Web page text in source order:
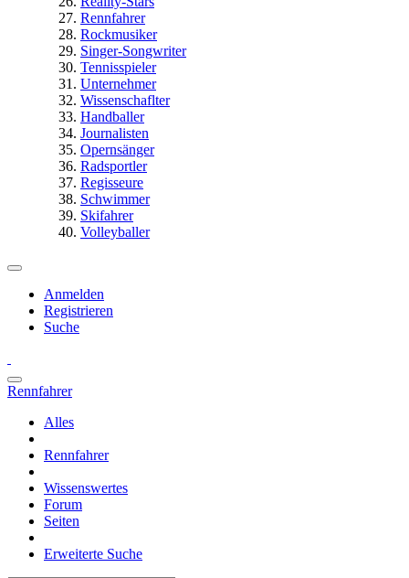
Rennfahrer
Rockmusiker
Singer-Songwriter
Tennisspieler
Unternehmer
Wissenschaflter
Handballer
Journalisten
Opernsänger
Radsportler
Regisseure
Schwimmer
Skifahrer
Volleyballer
Anmelden
Registrieren
Suche
Rennfahrer
Alles
Rennfahrer
Wissenswertes
Forum
Seiten
Erweiterte Suche